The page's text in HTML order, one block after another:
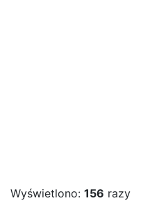
Wyświetlono: 156 razy